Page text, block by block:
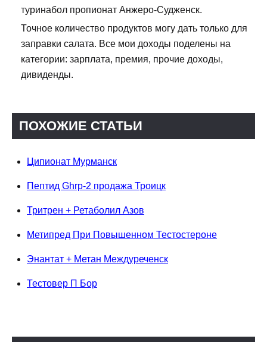
туринабол пропионат Анжеро-Судженск.
Точное количество продуктов могу дать только для
заправки салата. Все мои доходы поделены на
категории: зарплата, премия, прочие доходы,
дивиденды.
ПОХОЖИЕ СТАТЬИ
Ципионат Мурманск
Пептид Ghrp-2 продажа Троицк
Тритрен + Ретаболил Азов
Метипред При Повышенном Тестостероне
Энантат + Метан Междуреченск
Тестовер П Бор